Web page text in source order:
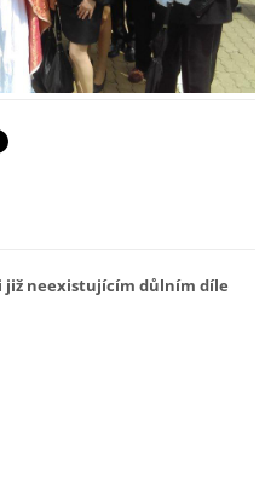
neexistujícím důlním díle